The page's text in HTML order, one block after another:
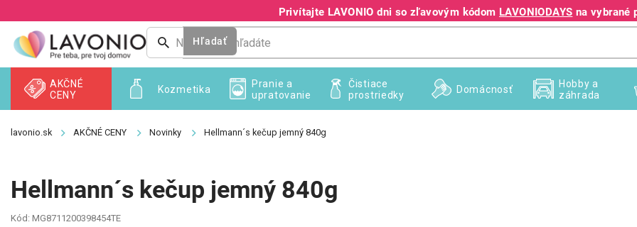
na
obsah
Privítajte LAVONIO dni so zľavovým kódom LAVONIODAYS na vybrané
+421 940 995 209
Hľadať
Kozmetika
AKČNÉ
CENY
Pranie a
upratovanie
Čistiace
prostriedky
Domácnosť
Hobby a
záhrada
AKČNÉ CENY Novinky Hellmann´s kečup jemný 840g
Hellmann´s kečup jemný 840g
Kód: MG8711200398454TE